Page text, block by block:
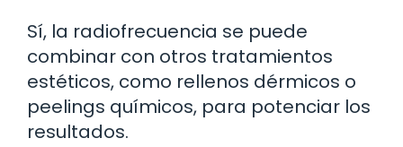
Sí, la radiofrecuencia se puede
combinar con otros tratamientos
estéticos, como rellenos dérmicos o
peelings químicos, para potenciar los
resultados.